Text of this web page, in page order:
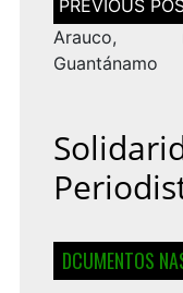
de
entradas
Arauco,
Guantánamo
DCUMENTOS